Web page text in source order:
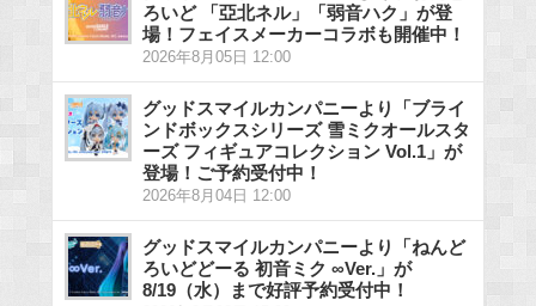
ろいど 「亞北ネル」「弱音ハク」が登
場！フェイスメーカーコラボも開催中！
2026年8月05日 12:00
グッドスマイルカンパニーより「ブライ
ンドボックスシリーズ 雪ミクオールスタ
ーズ フィギュアコレクション Vol.1」が
登場！ご予約受付中！
2026年8月04日 12:00
グッドスマイルカンパニーより「ねんど
ろいどどーる 初音ミク ∞Ver.」が
8/19（水）まで好評予約受付中！